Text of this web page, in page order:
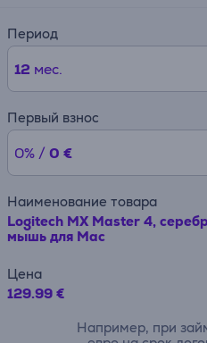
Период
12 мес.
Первый взнос
0% / 0 €
Наименование товара
Logitech MX Master 4,
мышь для Mac
Цена
129.99 €
Например, при